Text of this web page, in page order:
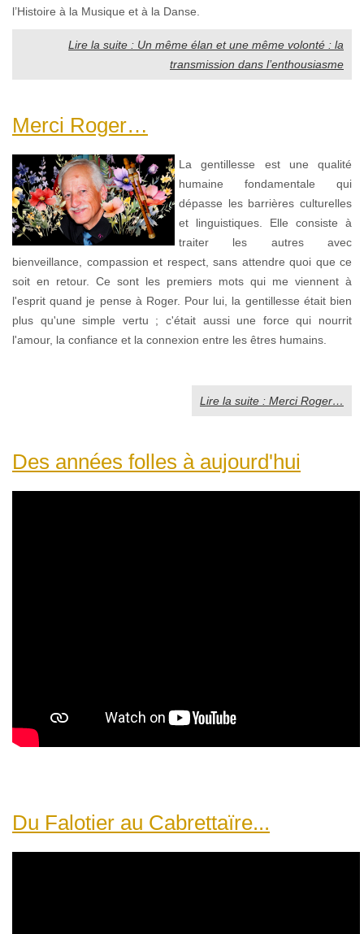
l’Histoire à la Musique et à la Danse.
Lire la suite : Un même élan et une même volonté : la
transmission dans l’enthousiasme
Merci Roger…
La gentillesse est une qualité
humaine fondamentale qui
dépasse les barrières culturelles
et linguistiques. Elle consiste à
traiter les autres avec
bienveillance, compassion et respect, sans attendre quoi que ce
soit en retour. Ce sont les premiers mots qui me viennent à
l'esprit quand je pense à Roger. Pour lui, la gentillesse était bien
plus qu'une simple vertu ; c'était aussi une force qui nourrit
l'amour, la confiance et la connexion entre les êtres humains.
Lire la suite : Merci Roger…
Des années folles à aujourd'hui
Du Falotier au Cabrettaïre...